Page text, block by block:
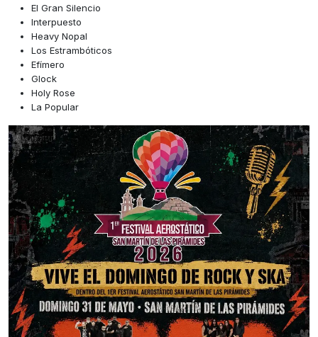
El Gran Silencio
Interpuesto
Heavy Nopal
Los Estrambóticos
Efímero
Glock
Holy Rose
La Popular